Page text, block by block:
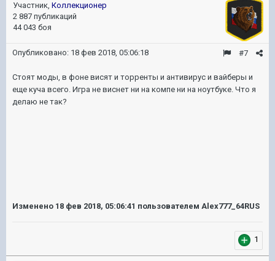
Участник, Коллекционер
2 887 публикаций
44 043 боя
#7
Опубликовано: 18 фев 2018, 05:06:18
Стоят моды, в фоне висят и торренты и антивирус и вайберы и
еще куча всего. Игра не виснет ни на компе ни на ноутбуке. Что я
делаю не так?
Изменено 18 фев 2018, 05:06:41 пользователем Alex777_64RUS
1